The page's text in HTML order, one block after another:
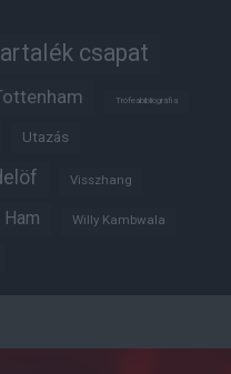
csapat
Trófeabibliográfia
Utazás
Visszhang
Willy Kambwala